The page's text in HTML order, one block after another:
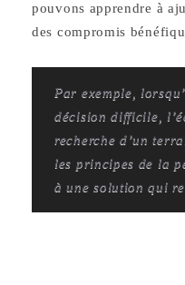
pouvons apprendre à
des compromis
Par exemple,
décision difficile,
recherche d’un
les principes de la
à une solution qui